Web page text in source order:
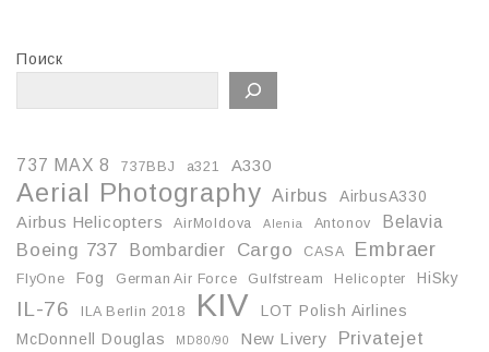
Поиск
737 MAX 8 737BBJ a321 A330
Aerial Photography Airbus
AirbusA330
Airbus Helicopters
AirMoldova Alenia Antonov Belavia
Boeing 737 Bombardier Cargo CASA Embraer
FlyOne Fog German Air Force Gulfstream Helicopter HiSky
IL-76 ILA Berlin 2018 KIV
LOT Polish Airlines
McDonnell Douglas
MD80/90 New Livery Privatejet